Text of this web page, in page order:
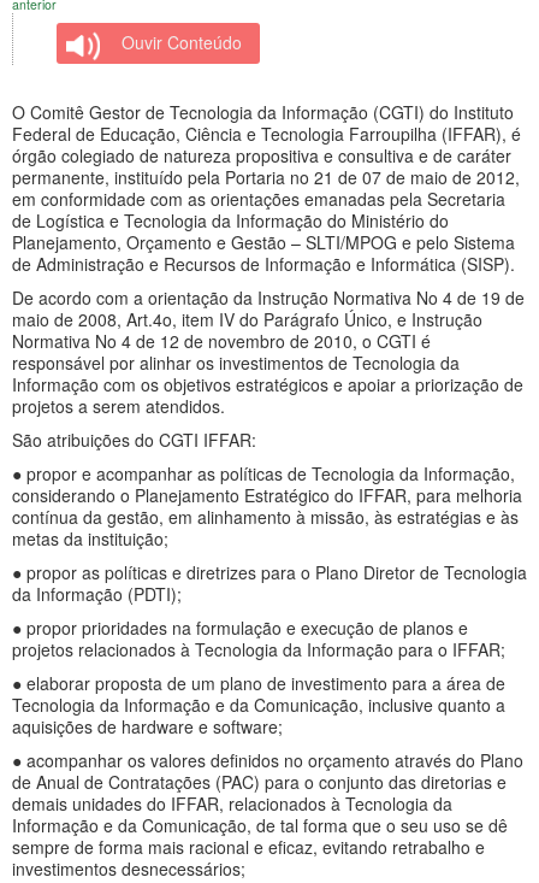
anterior
Ouvir Conteúdo
O Comitê Gestor de Tecnologia da Informação (CGTI) do Instituto
Federal de Educação, Ciência e Tecnologia Farroupilha (IFFAR), é
órgão colegiado de natureza propositiva e consultiva e de caráter
permanente, instituído pela Portaria no 21 de 07 de maio de 2012,
em conformidade com as orientações emanadas pela Secretaria
de Logística e Tecnologia da Informação do Ministério do
Planejamento, Orçamento e Gestão – SLTI/MPOG e pelo Sistema
de Administração e Recursos de Informação e Informática (SISP).
De acordo com a orientação da Instrução Normativa No 4 de 19 de
maio de 2008, Art.4o, item IV do Parágrafo Único, e Instrução
Normativa No 4 de 12 de novembro de 2010, o CGTI é
responsável por alinhar os investimentos de Tecnologia da
Informação com os objetivos estratégicos e apoiar a priorização de
projetos a serem atendidos.
São atribuições do CGTI IFFAR:
● propor e acompanhar as políticas de Tecnologia da Informação,
considerando o Planejamento Estratégico do IFFAR, para melhoria
contínua da gestão, em alinhamento à missão, às estratégias e às
metas da instituição;
● propor as políticas e diretrizes para o Plano Diretor de Tecnologia
da Informação (PDTI);
● propor prioridades na formulação e execução de planos e
projetos relacionados à Tecnologia da Informação para o IFFAR;
● elaborar proposta de um plano de investimento para a área de
Tecnologia da Informação e da Comunicação, inclusive quanto a
aquisições de hardware e software;
● acompanhar os valores definidos no orçamento através do Plano
de Anual de Contratações (PAC) para o conjunto das diretorias e
demais unidades do IFFAR, relacionados à Tecnologia da
Informação e da Comunicação, de tal forma que o seu uso se dê
sempre de forma mais racional e eficaz, evitando retrabalho e
investimentos desnecessários;